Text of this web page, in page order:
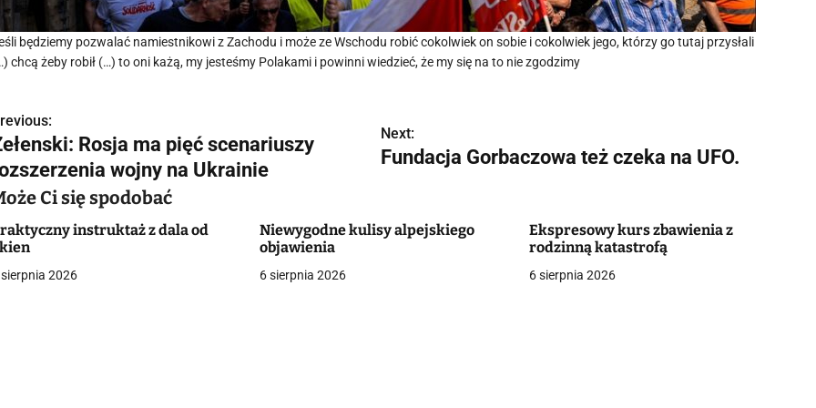
będziemy pozwalać namiestnikowi z Zachodu i może ze Wschodu robić cokolwiek on sobie i cokolwiek jego, którzy go tutaj przysłali
chcą żeby robił (…) to oni każą, my jesteśmy Polakami i powinni wiedzieć, że my się na to nie zgodzimy
Rosja ma pięć scenariuszy
wojny na Ukrainie
Next:
Fundacja Gorbaczowa też czeka na UFO.
Ci się spodobać
instruktaż z dala od
2026
Niewygodne kulisy alpejskiego
objawienia
6 sierpnia 2026
Ekspresowy kurs zbawienia z
rodzinną katastrofą
6 sierpnia 2026